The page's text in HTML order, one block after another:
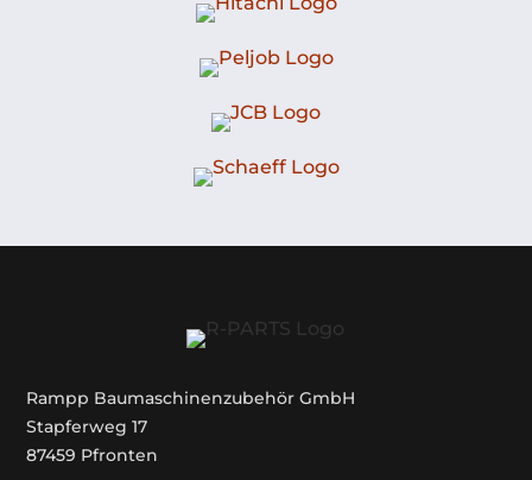
Rampp Baumaschinenzubehör GmbH
Stapferweg 17
87459 Pfronten